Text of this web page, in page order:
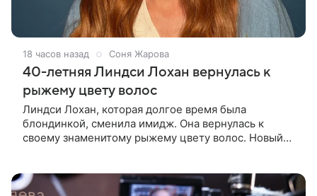
18 часов назад Соня Жарова
40-летняя Линдси Лохан вернулась к
рыжему цвету волос
Линдси Лохан, которая долгое время была
блондинкой, сменила имидж. Она вернулась к
своему знаменитому рыжему цвету волос. Новый